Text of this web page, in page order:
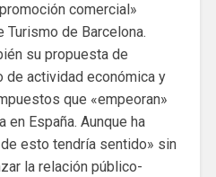
comercial»
Turismo de Barcelona.
su propuesta de
de actividad económica y
que «empeoran»
en España. Aunque ha
esto tendría sentido» sin
la relación público-